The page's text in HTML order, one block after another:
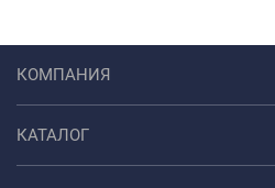
КОМПАНИЯ
КАТАЛОГ